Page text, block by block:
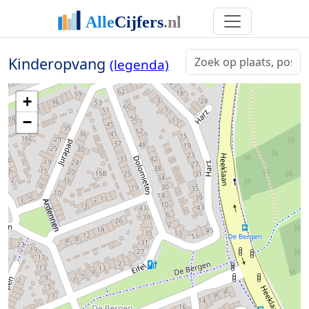
Kinderopvang (legenda)
+
−